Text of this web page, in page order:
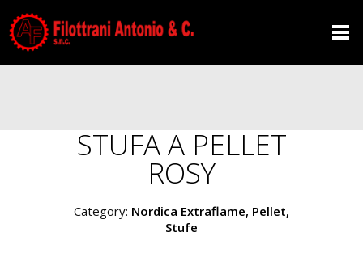
STUFA A PELLET
ROSY
Category: Nordica Extraflame, Pellet,
Stufe